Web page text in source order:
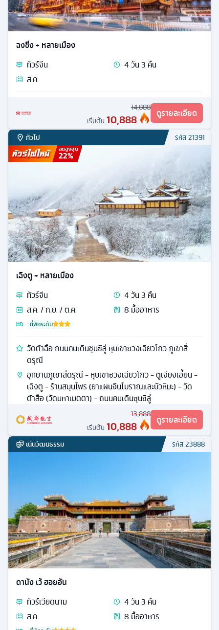
ฉงชิ่ง + หลายเมือง
ทัวร์จีน 4วัน3 คืน
ส.ค.
14,888
เริ่มต้น 10,888 ดูรายละเอียด
ทั่วไป รหัส21391
ลดสูงสุด
22%
เฉิงตู + หลายเมือง
ทัวร์จีน 4วัน3 คืน
ส.ค. / ก.ย. / ต.ค.
8 มื้ออาหาร
ที่พักระดับ
วัดต้าฉือ ถนนคนเดินชุนซีลู่ หุบเขาซวงเฉียวโกว ภูเขาสี่
ดรุณี
อุทยานภูเขาสี่ดรุณี - หุบเขาซวงเฉียวโกว - ตูเจียงเอี้ยน -
เฉิงตู - ร้านสมุนไพร (ยาแผนจีนโบราณและบัวหิมะ) - วัด
ต้าสือ (วัดมหาเมตตา) - ถนนคนเดินซุนซีลู่
13,888
เริ่มต้น 10,888 ดูรายละเอียด
เน้นวัฒนธรรม รหัส23888
ดานัง เว้ ฮอยอัน
ทัวร์เวียดนาม 4วัน3 คืน
ส.ค.
8 มื้ออาหาร